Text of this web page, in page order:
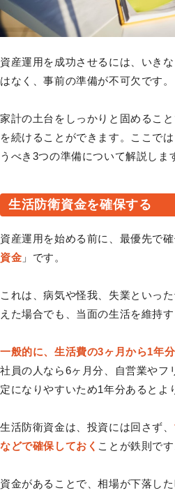
資産運用を成功させるには、いき
はなく、事前の準備が不可欠です。
家計の土台をしっかりと固めるこ
を続けることができます。ここで
うべき3つの準備について解説しま
生活防衛資金を確保する
資産運用を始める前に、最優先で
資金 」です。
これは、病気や怪我、失業といっ
えた場合でも、当面の生活を維持す
一般的に、生活費の3ヶ月から1年
社員の人なら6ヶ月分、自営業やフ
定になりやすいため1年分あるとよ
生活防衛資金は、投資には回さず、
などで確保しておく ことが鉄則です
資金があることで、相場が下落し